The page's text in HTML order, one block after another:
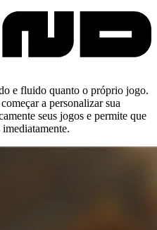
e fluido quanto o próprio jogo.
a personalizar sua
seus jogos e permite que